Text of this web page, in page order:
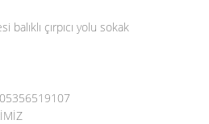
balıklı çırpıcı yolu sokak